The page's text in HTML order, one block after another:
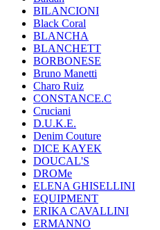
BILANCIONI
Black Coral
BLANCHA
BLANCHETT
BORBONESE
Bruno Manetti
Charo Ruiz
CONSTANCE.C
Cruciani
D.U.K.E.
Denim Couture
DICE KAYEK
DOUCAL'S
DROMe
ELENA GHISELLINI
EQUIPMENT
ERIKA CAVALLINI
ERMANNO